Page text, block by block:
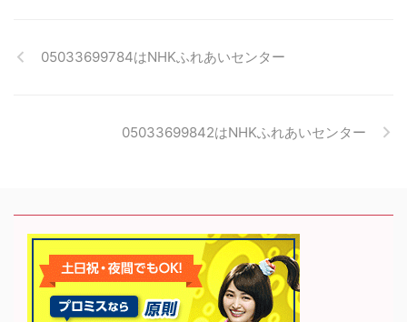
05033699784はNHKふれあいセンター
05033699842はNHKふれあいセンター